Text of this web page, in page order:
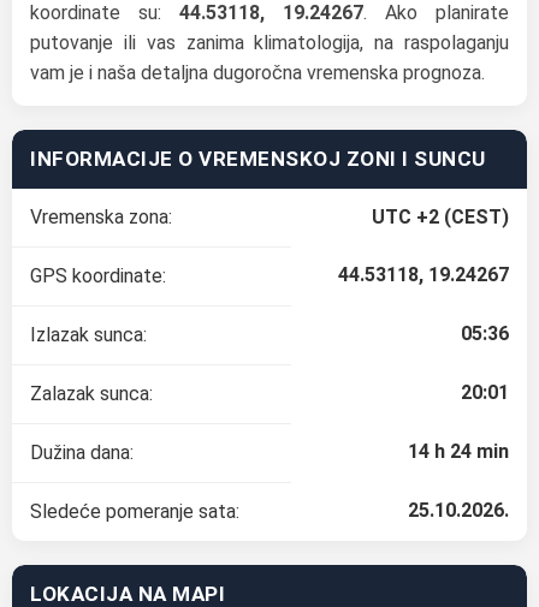
koordinate su: 44.53118, 19.24267. Ako planirate
putovanje ili vas zanima klimatologija, na raspolaganju
vam je i naša detaljna dugoročna vremenska prognoza.
INFORMACIJE O VREMENSKOJ ZONI I SUNCU
Vremenska zona: UTC +2 (CEST)
GPS koordinate: 44.53118, 19.24267
Izlazak sunca: 05:36
Zalazak sunca: 20:01
Dužina dana: 14 h 24 min
Sledeće pomeranje sata: 25.10.2026.
LOKACIJA NA MAPI